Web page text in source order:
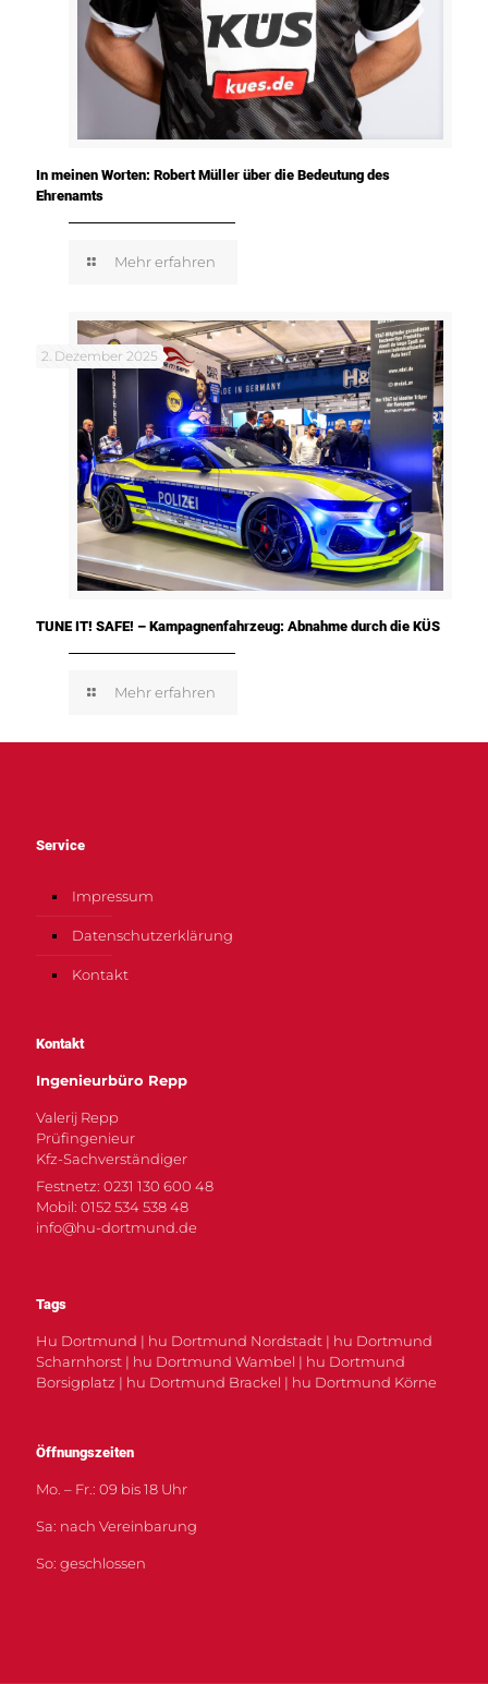
In meinen Worten: Robert Müller über die Bedeutung des
Ehrenamts
Mehr erfahren
2. Dezember 2025
TUNE IT! SAFE! – Kampagnenfahrzeug: Abnahme durch die KÜS
Mehr erfahren
Service
Impressum
Datenschutzerklärung
Kontakt
Kontakt
Ingenieurbüro Repp
Valerij Repp
Prüfingenieur
Kfz-Sachverständiger
Festnetz: 0231 130 600 48
Mobil: 0152 534 538 48
info@hu-dortmund.de
Tags
Hu Dortmund | hu Dortmund Nordstadt | hu Dortmund
Scharnhorst | hu Dortmund Wambel | hu Dortmund
Borsigplatz | hu Dortmund Brackel | hu Dortmund Körne
Öffnungszeiten
Mo. – Fr.: 09 bis 18 Uhr
Sa: nach Vereinbarung
So: geschlossen